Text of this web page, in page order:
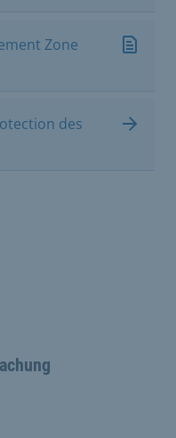
Zone
des